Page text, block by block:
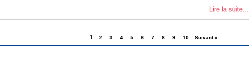
Lire la suite...
1 2 3 4 5 6 7 8 9 10 Suivant »